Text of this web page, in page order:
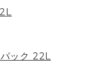
ック 22L